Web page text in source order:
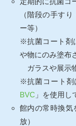
（階段の手す
ー等）
※抗菌コート剤
や物にのみ塗布
ガラスや展示
※抗菌コート剤
BVC 」を使用し
館内の常時換気
放）